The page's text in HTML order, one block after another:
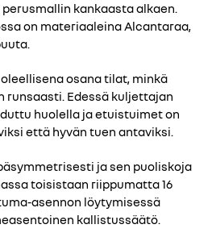
kankaasta alkaen.
on materiaaleina Alcantaraa,
osana tilat, minkä
runsaasti. Edessä kuljettajan
huolella ja etuistuimet on
että hyvän tuen antaviksi.
ja sen puoliskoja
toisistaan riippumatta 16
asennon löytymisessä
kallistussäätö.